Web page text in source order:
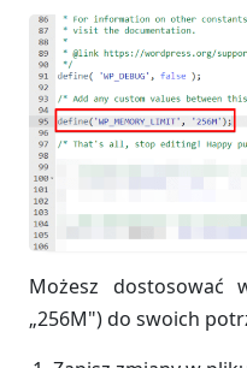
Możesz dostosować
„256M") do swoich